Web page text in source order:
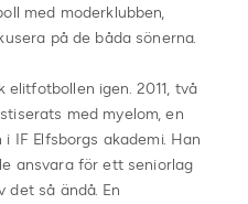
med moderklubben,
på de båda sönerna.
elitfotbollen igen. 2011, två
med myelom, en
IF Elfsborgs akademi. Han
ansvara för ett seniorlag
det så ändå. En